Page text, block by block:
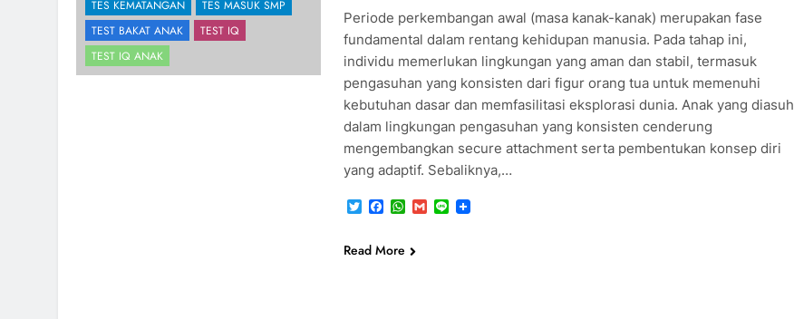
TES KEMATANGAN
TES MASUK SMP
TEST BAKAT ANAK
TEST IQ
TEST IQ ANAK
Periode perkembangan awal (masa kanak-kanak) merupakan fase
fundamental dalam rentang kehidupan manusia. Pada tahap ini,
individu memerlukan lingkungan yang aman dan stabil, termasuk
pengasuhan yang konsisten dari figur orang tua untuk memenuhi
kebutuhan dasar dan memfasilitasi eksplorasi dunia. Anak yang diasuh
dalam lingkungan pengasuhan yang konsisten cenderung
mengembangkan secure attachment serta pembentukan konsep diri
yang adaptif. Sebaliknya,…
TwitterFacebook
WhatsApp
Gmail
Line
Read More